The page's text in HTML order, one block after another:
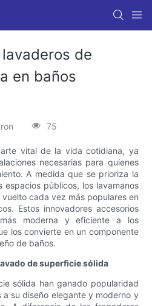
de
en baños
75
vital de la vida cotidiana, ya
necesarias para quienes
A medida que se prioriza la
espacios públicos, los lavamanos
cada vez más populares en
Estos innovadores accesorios
moderna y eficiente a los
los convierte en un componente
de baños.
de superficie sólida
sólida han ganado popularidad
a su diseño elegante y moderno y